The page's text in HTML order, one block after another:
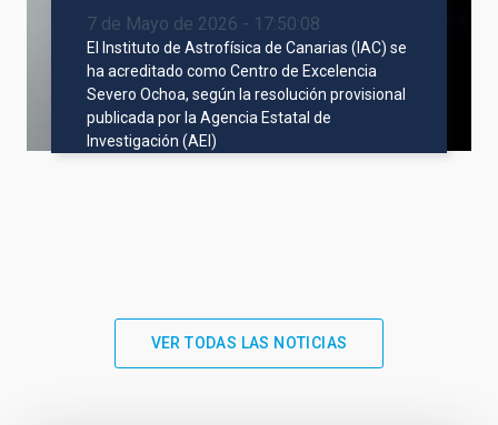
7 de Mayo de 2026 - 17:50:08
El Instituto de Astrofísica de Canarias (IAC) se
ha acreditado como Centro de Excelencia
Severo Ochoa, según la resolución provisional
publicada por la Agencia Estatal de
Investigación (AEI)
VER TODAS LAS NOTICIAS